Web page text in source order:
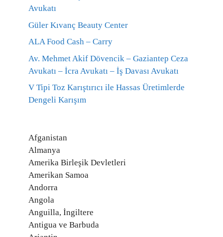
Avukatı
Güler Kıvanç Beauty Center
ALA Food Cash – Carry
Av. Mehmet Akif Dövencik – Gaziantep Ceza
Avukatı – İcra Avukatı – İş Davası Avukatı
V Tipi Toz Karıştırıcı ile Hassas Üretimlerde
Dengeli Karışım
Afganistan
Almanya
Amerika Birleşik Devletleri
Amerikan Samoa
Andorra
Angola
Anguilla, İngiltere
Antigua ve Barbuda